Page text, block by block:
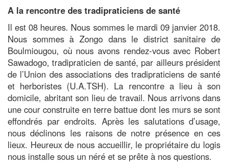
A la rencontre des tradipraticiens de santé
Il est 08 heures. Nous sommes le mardi 09 janvier 2018.
Nous sommes à Zongo dans le district sanitaire de
Boulmiougou, où nous avons rendez-vous avec Robert
Sawadogo, tradipraticien de santé, par ailleurs président
de l’Union des associations des tradipraticiens de santé
et herboristes (U.A.TSH). La rencontre a lieu à son
domicile, abritant son lieu de travail. Nous arrivons dans
une cour construite en terre battue dont les murs se sont
effondrés par endroits. Après les salutations d’usage,
nous déclinons les raisons de notre présence en ces
lieux. Heureux de nous accueillir, le propriétaire du logis
nous installe sous un néré et se prête à nos questions.